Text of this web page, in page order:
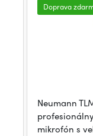
Doprava
Neumann
mikrofón s